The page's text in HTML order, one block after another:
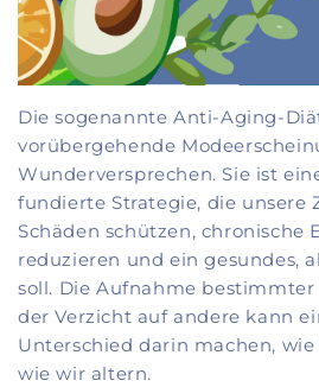
Die sogenannte Anti-Aging-
vorübergehende
Wunderversprechen. Sie ist
fundierte Strategie, die unsere
Schäden schützen, chronische
reduzieren und ein gesundes,
soll. Die Aufnahme
der Verzicht auf andere kann
Unterschied darin machen,
wie wir altern.